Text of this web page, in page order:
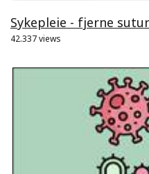
Sykepleie - fjerne
42.337 views